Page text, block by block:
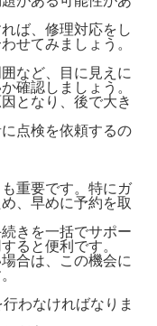
ば、修理対応をし
せてみましょう。
など、
目に見えに
確認しましょう。
となり、後で大き
点検を依頼するの
重要です。特に ガ
、早めに予約を取
きを一括でサポー
ると便利です。
合は、この機会に
行わなければなりま